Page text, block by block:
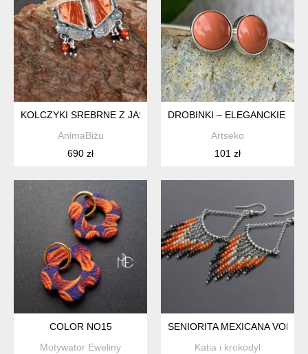
KOLCZYKI SREBRNE Z JASPISEM KARNEOLEM I SPINELEM
AnimaBiżu
690 zł
DROBINKI – ELEGANCKIE
Artseko
101 zł
COLOR NO15
Motywator Eweliny
SENIORITA MEXICANA VOL. 2
Katia i krokodyl